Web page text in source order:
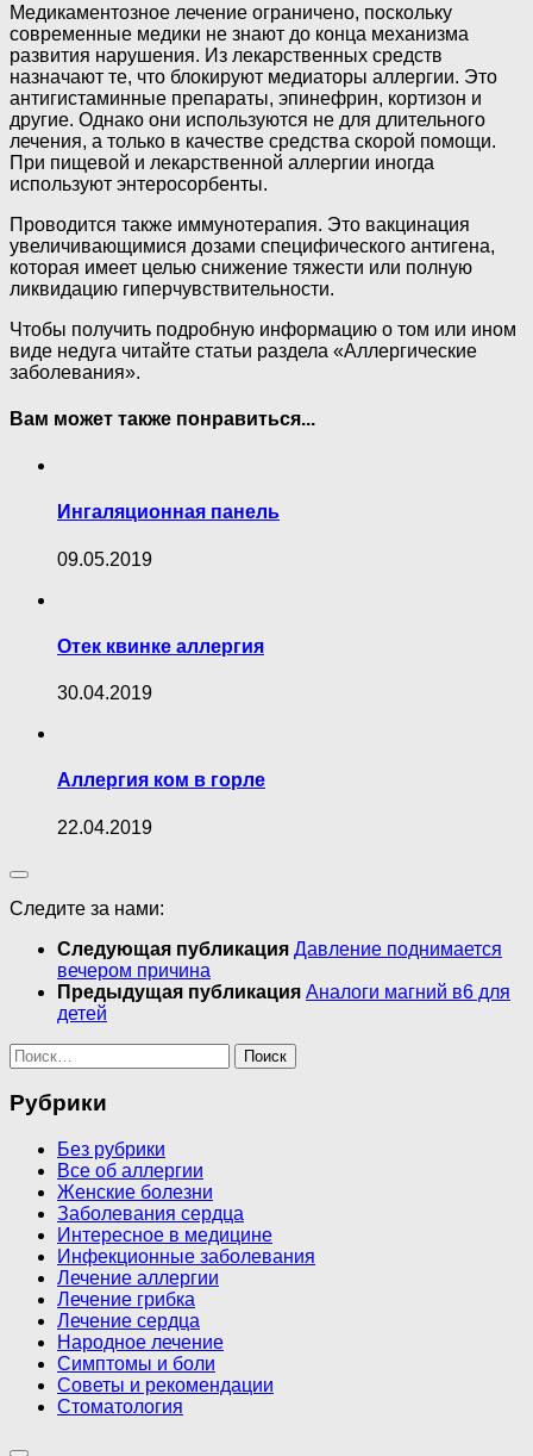
Медикаментозное лечение ограничено, поскольку
современные медики не знают до конца механизма
развития нарушения. Из лекарственных средств
назначают те, что блокируют медиаторы аллергии. Это
антигистаминные препараты, эпинефрин, кортизон и
другие. Однако они используются не для длительного
лечения, а только в качестве средства скорой помощи.
При пищевой и лекарственной аллергии иногда
используют энтеросорбенты.
Проводится также иммунотерапия. Это вакцинация
увеличивающимися дозами специфического антигена,
которая имеет целью снижение тяжести или полную
ликвидацию гиперчувствительности.
Чтобы получить подробную информацию о том или ином
виде недуга читайте статьи раздела «Аллергические
заболевания».
Вам может также понравиться...
Ингаляционная панель
09.05.2019
Отек квинке аллергия
30.04.2019
Аллергия ком в горле
22.04.2019
Следите за нами:
Следующая публикация Давление поднимается
вечером причина
Предыдущая публикация Аналоги магний в6 для
детей
Найти:
Рубрики
Без рубрики
Все об аллергии
Женские болезни
Заболевания сердца
Интересное в медицине
Инфекционные заболевания
Лечение аллергии
Лечение грибка
Лечение сердца
Народное лечение
Симптомы и боли
Советы и рекомендации
Стоматология